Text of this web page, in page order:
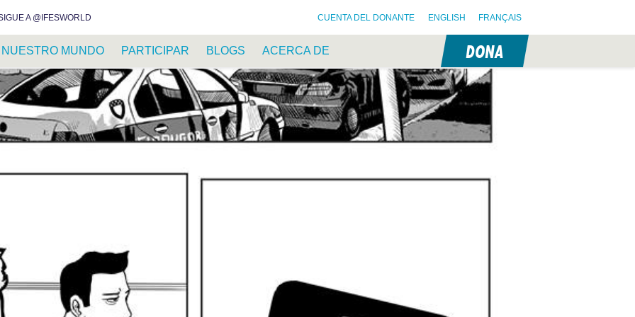
A @IFESWORLD CUENTA DEL DONANTE ENGLISH FRANÇAIS
NUESTRO MUNDO PARTICIPAR BLOGS ACERCA DE DONA